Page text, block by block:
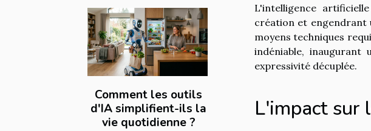
Comment les outils
d'IA simplifient-ils la
vie quotidienne ?
L'intelligence
création et engendrant
moyens techniques
indéniable,
expressivité décuplée.
L'impact sur